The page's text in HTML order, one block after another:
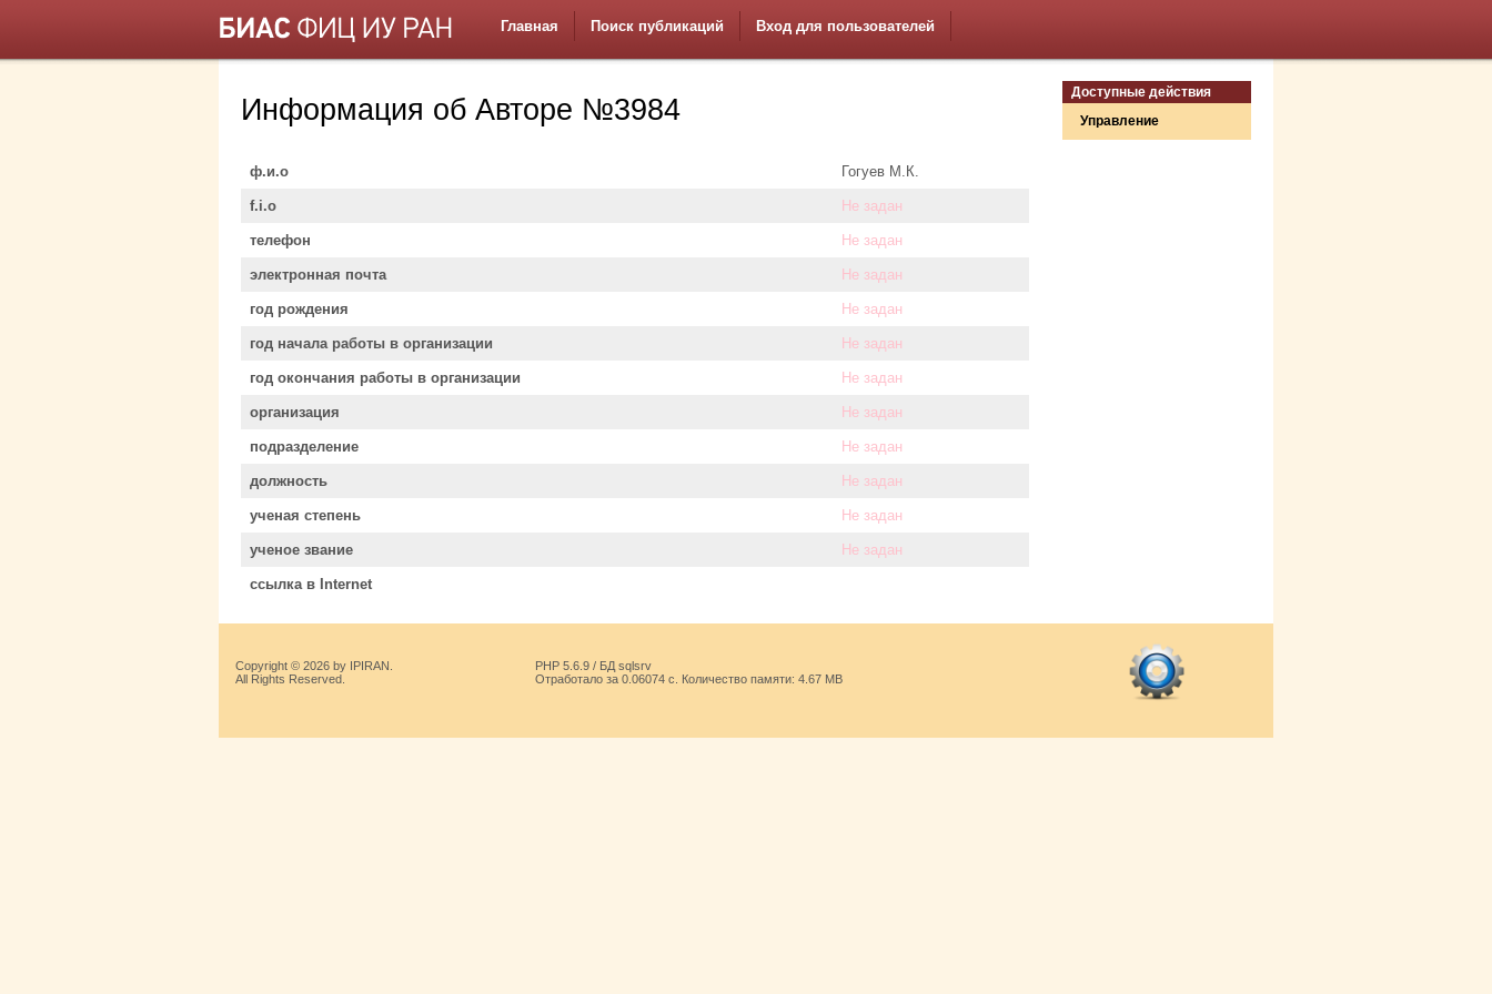
Главная Поиск публикаций Вход для пользователей
Информация об Авторе №3984
ф.и.о Гогуев М.К.
f.i.o Не задан
телефон Не задан
электронная почта Не задан
год рождения Не задан
год начала работы в организации Не задан
год окончания работы в организации Не задан
организация Не задан
подразделение Не задан
должность Не задан
ученая степень Не задан
ученое звание Не задан
ссылка в Internet
Доступные действия
Управление
Copyright © 2026 by IPIRAN.
All Rights Reserved.
PHP 5.6.9 / БД sqlsrv
Отработало за 0.06074 с. Количество памяти: 4.67 MB